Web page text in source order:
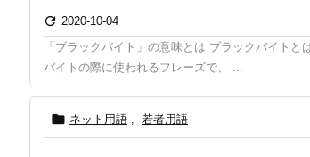
 2020-10-04
「ブラックバイト」の意味とは ブラックバイト
バイトの際に使われるフレーズで、 ...
 ネット用語 , 若者用語